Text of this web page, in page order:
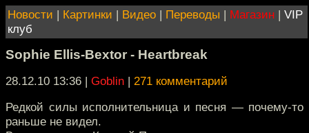
Новости | Картинки | Видео | Переводы | Магазин | VIP
клуб
Sophie Ellis-Bextor - Heartbreak
28.12.10 13:36 | Goblin | 271 комментарий
Редкой силы исполнительница и песня — почему-то
раньше не видел.